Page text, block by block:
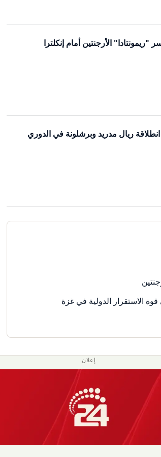
الأرجنتين أمام إنكلترا
انطلاقة ريال مدريد وبرشلونة في الدوري
الاستقرار الدولية في غزة
إعلان